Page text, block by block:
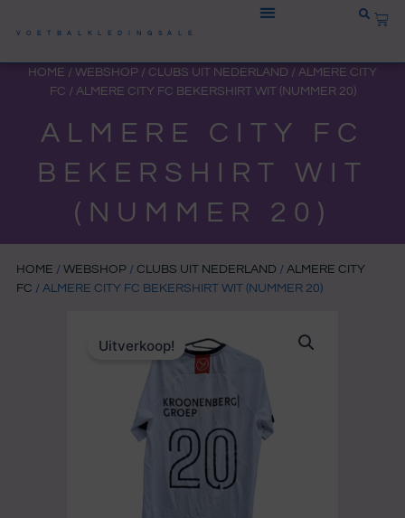
naar
de
VOETBALKLEDINGSALE
HOME / WEBSHOP / CLUBS UIT NEDERLAND / ALMERE CITY
FC / ALMERE CITY FC BEKERSHIRT WIT (NUMMER 20)
ALMERE CITY FC
BEKERSHIRT WIT
(NUMMER 20)
HOME / WEBSHOP/ CLUBS UIT NEDERLAND / ALMERE CITY
FC / ALMERE CITY FC BEKERSHIRT WIT (NUMMER 20)
Uitverkoop!